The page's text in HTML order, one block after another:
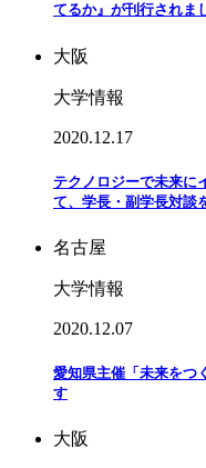
てるか』が刊行されま
大阪
大学情報
2020.12.17
テクノロジーで未来に
て、学長・副学長対談
名古屋
大学情報
2020.12.07
愛知県主催「未来をつ
す
大阪